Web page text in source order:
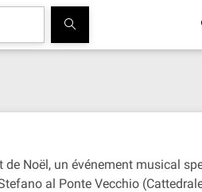
Noël, un événement musical
al Ponte Vecchio